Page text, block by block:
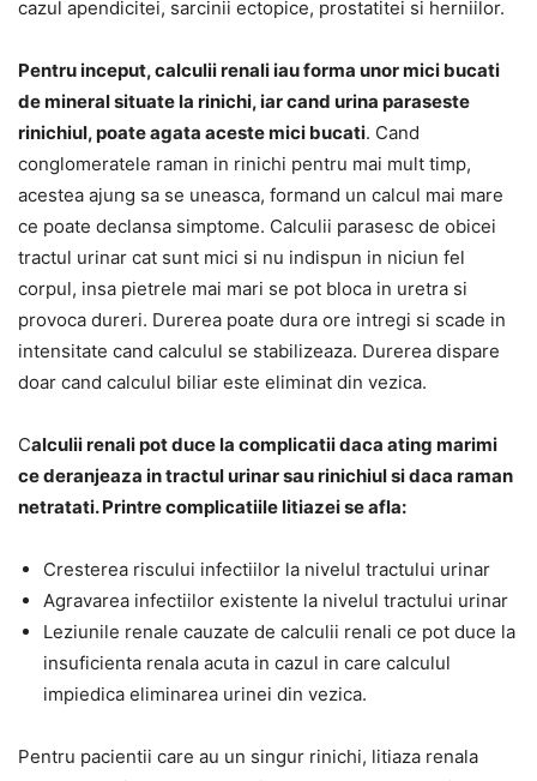
cazul apendicitei, sarcinii ectopice, prostatitei si herniilor.
Pentru inceput, calculii renali iau forma unor mici bucati
de mineral situate la rinichi, iar cand urina paraseste
rinichiul, poate agata aceste mici bucati. Cand
conglomeratele raman in rinichi pentru mai mult timp,
acestea ajung sa se uneasca, formand un calcul mai mare
ce poate declansa simptome. Calculii parasesc de obicei
tractul urinar cat sunt mici si nu indispun in niciun fel
corpul, insa pietrele mai mari se pot bloca in uretra si
provoca dureri. Durerea poate dura ore intregi si scade in
intensitate cand calculul se stabilizeaza. Durerea dispare
doar cand calculul biliar este eliminat din vezica.
Calculii renali pot duce la complicatii daca ating marimi
ce deranjeaza in tractul urinar sau rinichiul si daca raman
netratati. Printre complicatiile litiazei se afla:
Cresterea riscului infectiilor la nivelul tractului urinar
Agravarea infectiilor existente la nivelul tractului urinar
Leziunile renale cauzate de calculii renali ce pot duce la
insuficienta renala acuta in cazul in care calculul
impiedica eliminarea urinei din vezica.
Pentru pacientii care au un singur rinichi, litiaza renala